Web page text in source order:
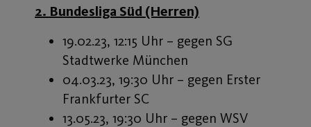
2. Bundesliga Süd (Herren)
19.02.23, 12:15 Uhr – gegen SG
Stadtwerke München
04.03.23, 19:30 Uhr – gegen Erster
Frankfurter SC
13.05.23, 19:30 Uhr – gegen WSV